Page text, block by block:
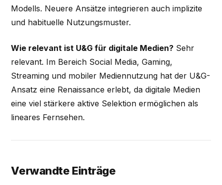
Modells. Neuere Ansätze integrieren auch implizite
und habituelle Nutzungsmuster.
Wie relevant ist U&G für digitale Medien? Sehr
relevant. Im Bereich Social Media, Gaming,
Streaming und mobiler Mediennutzung hat der U&G-
Ansatz eine Renaissance erlebt, da digitale Medien
eine viel stärkere aktive Selektion ermöglichen als
lineares Fernsehen.
Verwandte Einträge